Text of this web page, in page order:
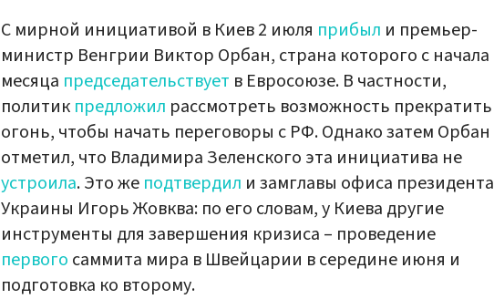
С мирной инициативой в Киев 2 июля прибыл и премьер-
министр Венгрии Виктор Орбан, страна которого с начала
месяца председательствует в Евросоюзе. В частности,
политик предложил рассмотреть возможность прекратить
огонь, чтобы начать переговоры с РФ. Однако затем Орбан
отметил, что Владимира Зеленского эта инициатива не
устроила. Это же подтвердил и замглавы офиса президента
Украины Игорь Жовква: по его словам, у Киева другие
инструменты для завершения кризиса – проведение
первого саммита мира в Швейцарии в середине июня и
подготовка ко второму.